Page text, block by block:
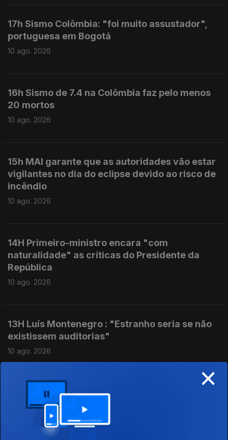
17h Sismo Colômbia: "foi muito assustador",
portuguesa em Bogotá
10 ago. 2026
16h Sismo de 7.4 na Colômbia faz pelo menos
20 mortos
10 ago. 2026
15h MAI garante que as autoridades vão estar
vigilantes no dia do eclipse devido ao risco de
incêndio
10 ago. 2026
14H Primeiro-ministro encara "com
naturalidade" as críticas do Presidente da
República
10 ago. 2026
13H Luís Montenegro : "Estranho seria se não
existissem auditorias"
10 ago. 2026
12H Ministra da Justiça e Diretor da PJ
garantem total transparência nas
investigações às contas da PJ
10 ago. 2026
×